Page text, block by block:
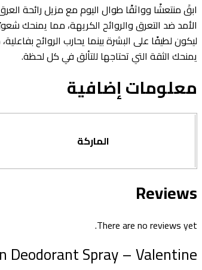
ابقَ منتعشًا وواثقًا طوال اليوم مع مزيل رائحة
الأمد ضد التعرق والروائح الكريهة، مما يمنحك
ليكون لطيفًا على البشرة بينما يحارب الروائح
يمنحك الثقة التي تحتاجها للتألق في كل لحظة.
معلومات إضافية
الماركة
Reviews
There are no reviews yet.
Spray – Valentine”